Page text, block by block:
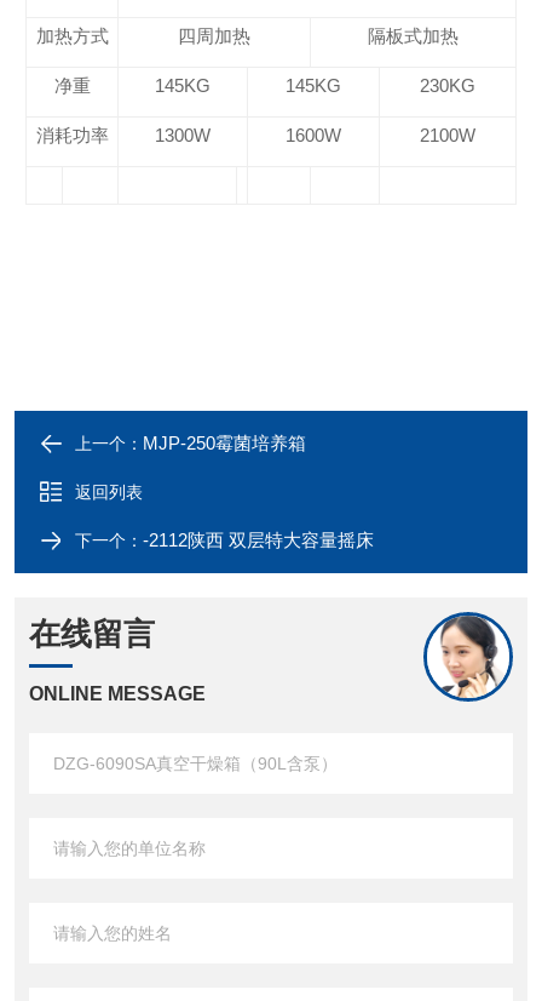
加热方式 四周加热 隔板式加热
净重 145KG 145KG 230KG
消耗功率 1300W 1600W 2100W
上一个： MJP-250霉菌培养箱
返回列表
下一个： -2112陕西 双层特大容量摇床
在线留言
ONLINE MESSAGE